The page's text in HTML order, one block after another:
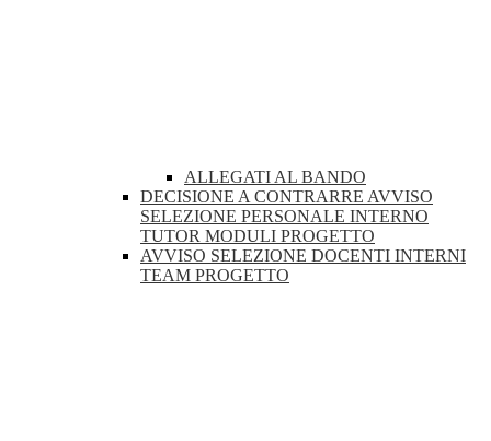
ALLEGATI AL BANDO
DECISIONE A CONTRARRE AVVISO
SELEZIONE PERSONALE INTERNO
TUTOR MODULI PROGETTO
AVVISO SELEZIONE DOCENTI INTERNI
TEAM PROGETTO